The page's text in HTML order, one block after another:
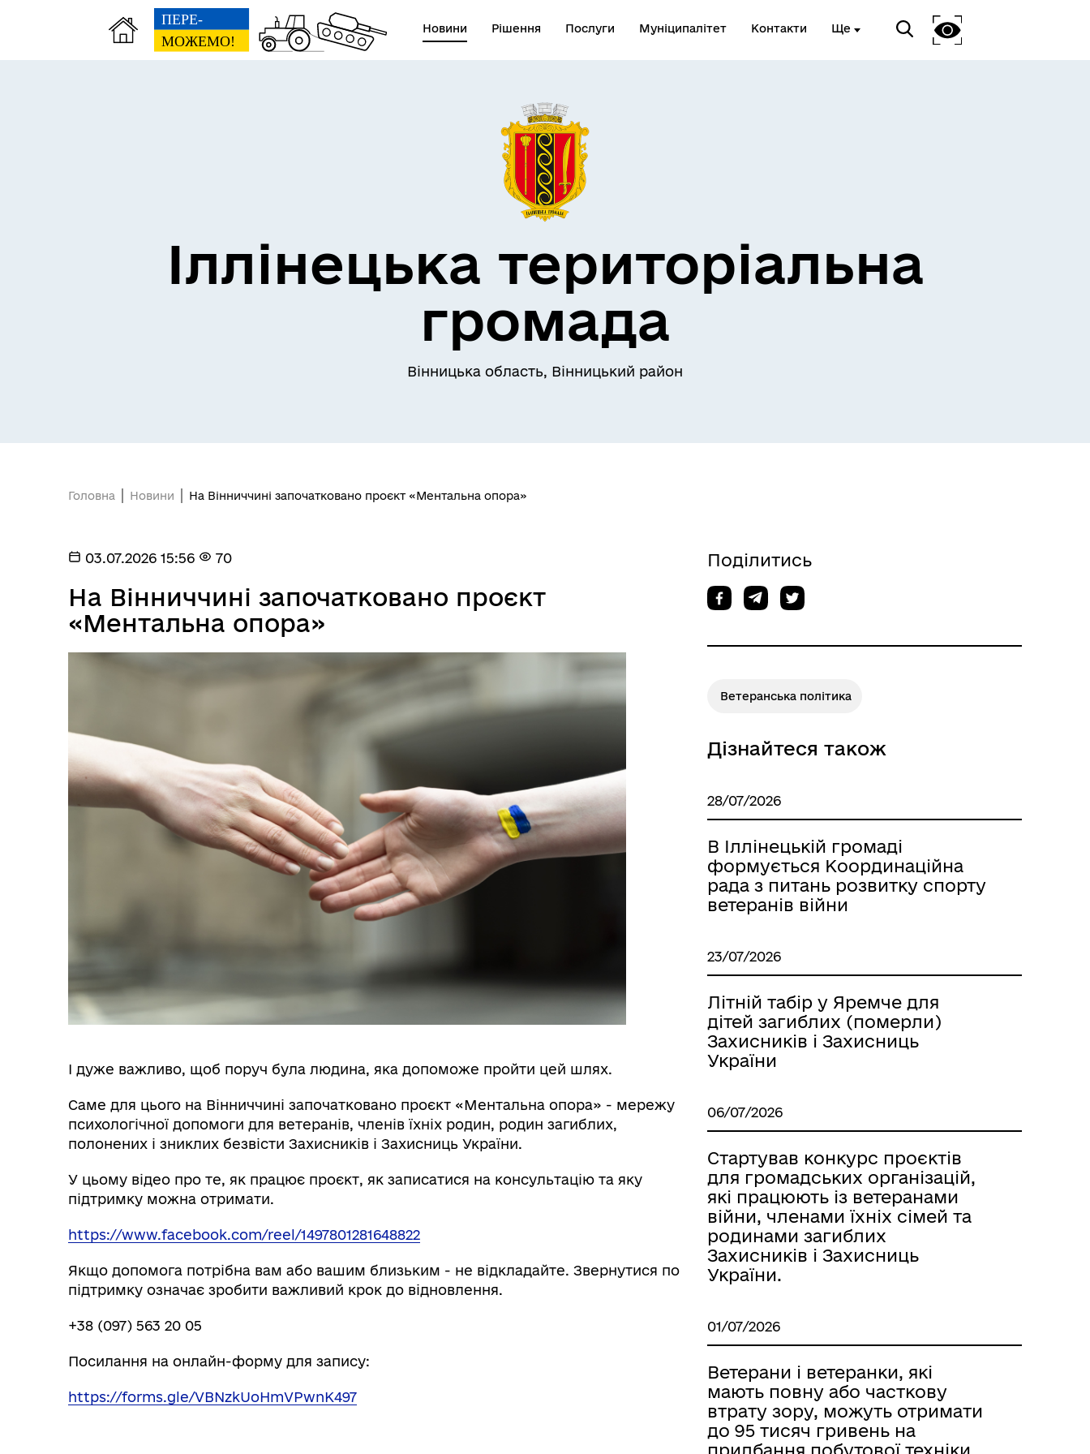
Новини Рішення Послуги Муніципалітет Контакти Ще
Іллінецька територіальна
громада
Вінницька область, Вінницький район
Головна Новини На Вінниччині започатковано проєкт «Ментальна опора»
03.07.2026 15:56 70
На Вінниччині започатковано проєкт
«Ментальна опора»
І дуже важливо, щоб поруч була людина, яка допоможе пройти цей шлях.
Саме для цього на Вінниччині започатковано проєкт «Ментальна опора» - мережу
психологічної допомоги для ветеранів, членів їхніх родин, родин загиблих,
полонених і зниклих безвісти Захисників і Захисниць України.
У цьому відео про те, як працює проєкт, як записатися на консультацію та яку
підтримку можна отримати.
https://www.facebook.com/reel/1497801281648822
Якщо допомога потрібна вам або вашим близьким - не відкладайте. Звернутися по
підтримку означає зробити важливий крок до відновлення.
+38 (097) 563 20 05
Посилання на онлайн-форму для запису:
https://forms.gle/VBNzkUoHmVPwnK497
Поділитись
Ветеранська політика
Дізнайтеся також
28/07/2026
В Іллінецькій громаді
формується Координаційна
рада з питань розвитку спорту
ветеранів війни
23/07/2026
Літній табір у Яремче для
дітей загиблих (померли)
Захисників і Захисниць
України
06/07/2026
Стартував конкурс проєктів
для громадських організацій,
які працюють із ветеранами
війни, членами їхніх сімей та
родинами загиблих
Захисників і Захисниць
України.
01/07/2026
Ветерани і ветеранки, які
мають повну або часткову
втрату зору, можуть отримати
до 95 тисяч гривень на
придбання побутової техніки